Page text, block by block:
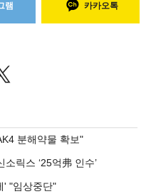
램 카카오톡
분해약물 확보"
릭스 ‘25억弗 인수’
' "임상중단"